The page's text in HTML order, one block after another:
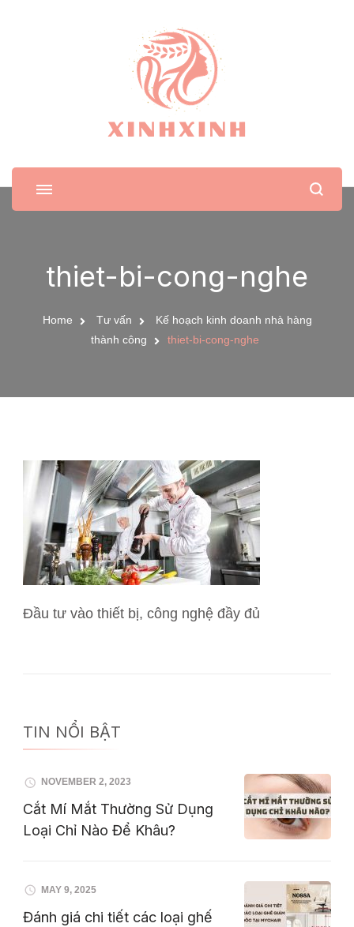
XinhXinh
Trang tin tức cho phái đẹp
thiet-bi-cong-nghe
Home Tư vấn
Kế hoạch kinh doanh nhà hàng
thành công
thiet-bi-cong-nghe
Đầu tư vào thiết bị, công nghệ đầy đủ
TIN NỔI BẬT
NOVEMBER 2, 2023
Cắt Mí Mắt Thường Sử Dụng
Loại Chỉ Nào Để Khâu?
MAY 9, 2025
Đánh giá chi tiết các loại ghế